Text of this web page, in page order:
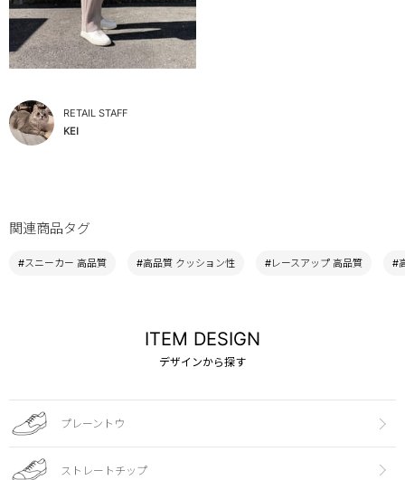
RETAIL STAFF
KEI
関連商品タグ
#スニーカー 高品質 #高品質 クッション性 #レースアップ 高品質 #
ITEM DESIGN
デザインから探す
プレーントウ
ストレートチップ